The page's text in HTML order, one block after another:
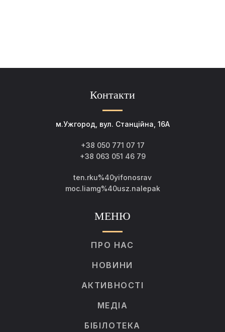
Контакти
м.Ужгород, вул. Станційна, 16А
+38 050 771 07 17
+38 063 051 46 79
ten.rku%40yifonosrav
moc.liamg%40usz.nalepak
МЕНЮ
ПРО НАС
НОВИНИ
АКТИВНОСТІ
МЕДІА
БІБІЛОТЕКА